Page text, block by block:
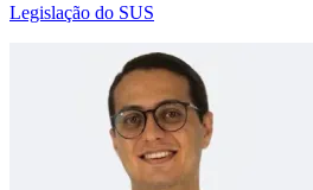
Legislação do SUS